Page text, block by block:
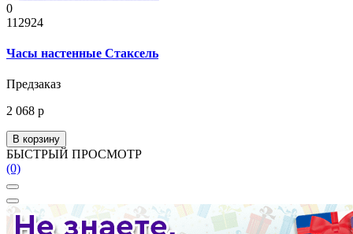
0
112924
Часы настенные Стаксель
Предзаказ
2 068 р
В корзину
БЫСТРЫЙ ПРОСМОТР
(0)